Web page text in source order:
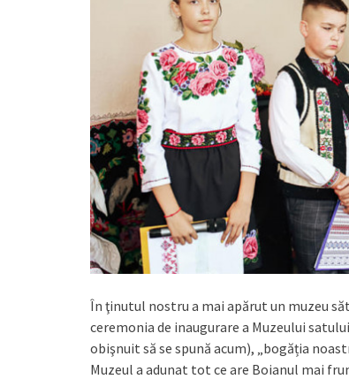
În ţinutul nostru a mai apărut un muzeu
ceremonia de inaugurare a Muzeului
obişnuit să se spună acum), „bogăția
Muzeul a adunat tot ce are Boianul mai